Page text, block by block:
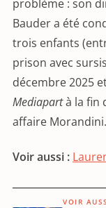
problème : son
Bauder a été
trois enfants
prison avec
décembre 2025
Mediapartà la fin
affaire Morandini.
Voir aussi :
VOIR